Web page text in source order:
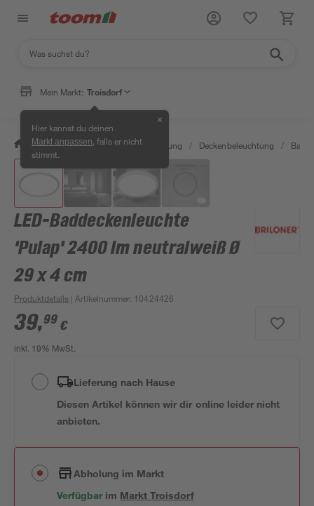
Mein Markt: Troisdorf
Hier kannst du deinen
Markt anpassen , falls er nicht
stimmt.
✕
/ Wohnen & Haushalt / Beleuchtung / Deckenbeleuchtung / Bad-
LED-Baddeckenleuchte
'Pulap' 2400 lm neutralweiß Ø
29 x 4 cm
Produktdetails | Artikelnummer: 10424426
39,99 €
inkl. 19% MwSt.
Lieferung nach Hause
Diesen Artikel können wir dir online leider nicht
anbieten.
Abholung im Markt
Verfügbar im MarktTroisdorf